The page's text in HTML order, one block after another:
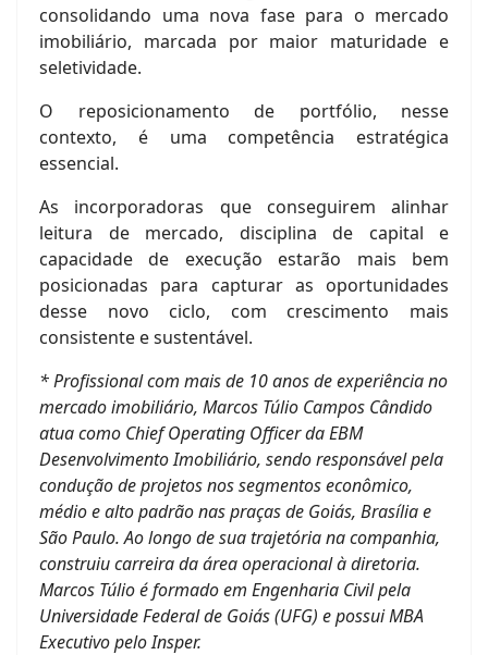
consolidando uma nova fase para o mercado
imobiliário, marcada por maior maturidade e
seletividade.
O reposicionamento de portfólio, nesse
contexto, é uma competência estratégica
essencial.
As incorporadoras que conseguirem alinhar
leitura de mercado, disciplina de capital e
capacidade de execução estarão mais bem
posicionadas para capturar as oportunidades
desse novo ciclo, com crescimento mais
consistente e sustentável.
*Profissional com mais de 10 anos de experiência no
mercado imobiliário, Marcos Túlio Campos Cândido
atua como Chief Operating Officer da EBM
Desenvolvimento Imobiliário, sendo responsável pela
condução de projetos nos segmentos econômico,
médio e alto padrão nas praças de Goiás, Brasília e
São Paulo. Ao longo de sua trajetória na companhia,
construiu carreira da área operacional à diretoria.
Marcos Túlio é formado em Engenharia Civil pela
Universidade Federal de Goiás (UFG) e possui MBA
Executivo pelo Insper.